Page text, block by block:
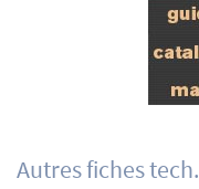
Autres fiches tech.